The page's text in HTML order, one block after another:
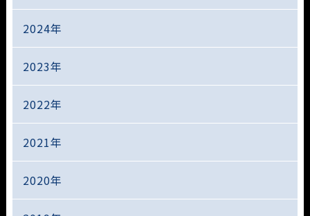
2024年
2023年
2022年
2021年
2020年